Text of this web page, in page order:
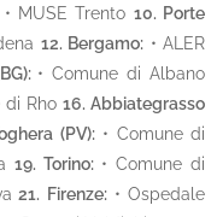
• MUSE Trento 10. Porte
12. Bergamo: • ALER
• Comune di Albano
di Rho 16. Abbiategrasso
(PV):• Comune di
19. Torino:• Comune di
21. Firenze:• Ospedale